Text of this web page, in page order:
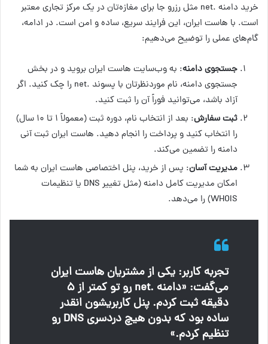
خرید دامنه .net مثل رزرو جا برای مغازه‌تان در یک مرکز تجاری معتبر
است. با هاست ایران، این فرایند سریع، ساده و امن است. در ادامه،
گام‌های عملی را توضیح می‌دهیم:
جستجوی دامنه: به وب‌سایت هاست ایران بروید و در بخش
جستجوی دامنه، نام موردنظرتان با پسوند .net را چک کنید. اگر
آزاد باشد، می‌توانید فوراً آن را ثبت کنید.
ثبت سفارش
: بعد از انتخاب نام، دوره ثبت (معمولاً ۱ تا ۱۰ سال)
را انتخاب کنید و پرداخت را انجام دهید. هاست ایران ثبت آنی
دامنه را تضمین می‌کند.
مدیریت آسان: پس از خرید، پنل اختصاصی هاست ایران به شما
امکان مدیریت کامل دامنه (مثل تغییر DNS یا تنظیمات
WHOIS) را می‌دهد.
تجربه کاربر: یکی از مشتریان هاست ایران
می‌گفت: «دامنه .net رو تو کمتر از ۵
دقیقه ثبت کردم. پنل کاربریشون انقدر
ساده بود که بدون هیچ دردسری DNS رو
تنظیم کردم.»